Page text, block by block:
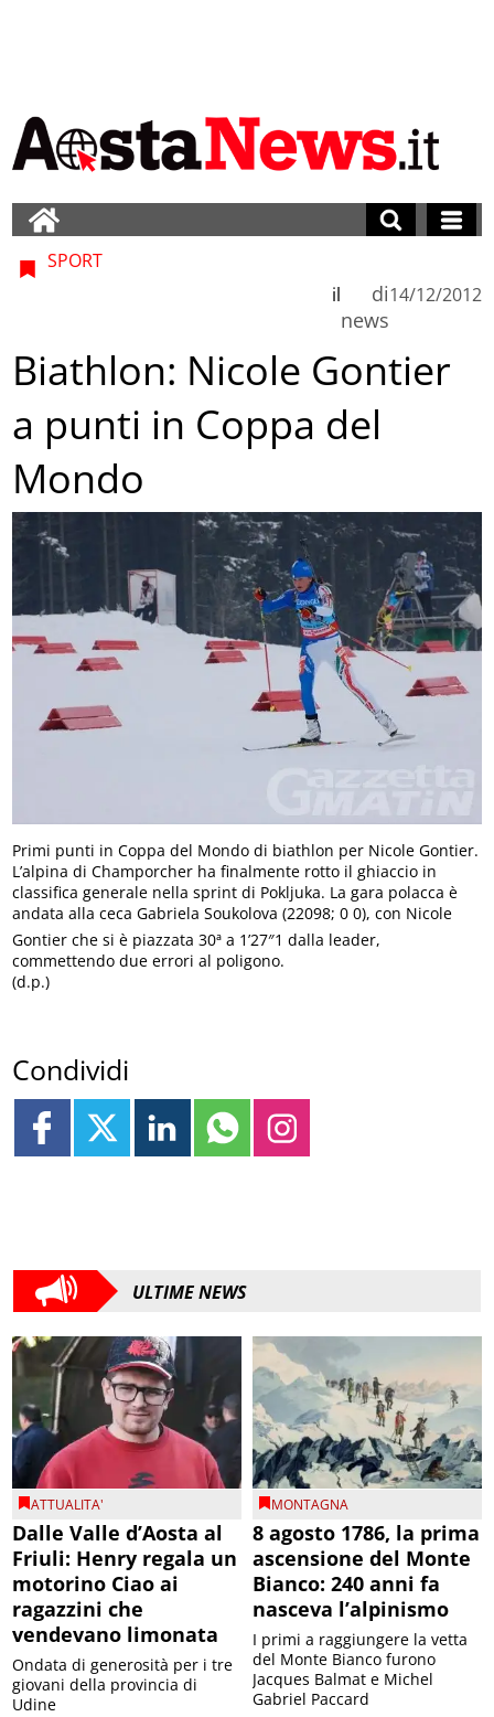
SPORT
di
news
il 14/12/2012
Biathlon: Nicole Gontier
a punti in Coppa del
Mondo
Primi punti in Coppa del Mondo di biathlon per Nicole Gontier.
L’alpina di Champorcher ha finalmente rotto il ghiaccio in
classifica generale nella sprint di Pokljuka. La gara polacca è
andata alla ceca Gabriela Soukolova (22098; 0 0), con Nicole
Gontier che si è piazzata 30ª a 1’27″1 dalla leader,
commettendo due errori al poligono.
(d.p.)
Condividi
ULTIME NEWS
ATTUALITA'
Dalle Valle d’Aosta al
Friuli: Henry regala un
motorino Ciao ai
ragazzini che
vendevano limonata
Ondata di generosità per i tre
giovani della provincia di
Udine
MONTAGNA
8 agosto 1786, la prima
ascensione del Monte
Bianco: 240 anni fa
nasceva l’alpinismo
I primi a raggiungere la vetta
del Monte Bianco furono
Jacques Balmat e Michel
Gabriel Paccard